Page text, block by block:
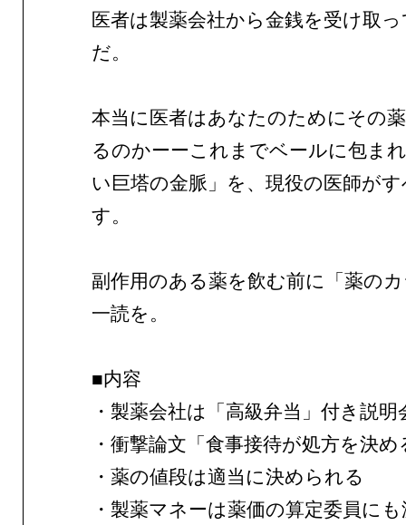
医者は製薬会社から金銭を受け取
だ。
本当に医者はあなたのためにその
るのかーーこれまでベールに包ま
い巨塔の金脈」を、現役の医師が
す。
副作用のある薬を飲む前に「薬の
一読を。
■内容
・製薬会社は「高級弁当」付き説
・衝撃論文「食事接待が処方を決め
・薬の値段は適当に決められる
・製薬マネーは薬価の算定委員に